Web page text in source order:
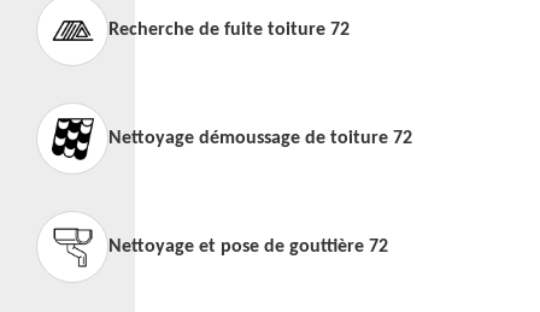
Recherche de fuite toiture 72
Nettoyage démoussage de toiture 72
Nettoyage et pose de gouttière 72